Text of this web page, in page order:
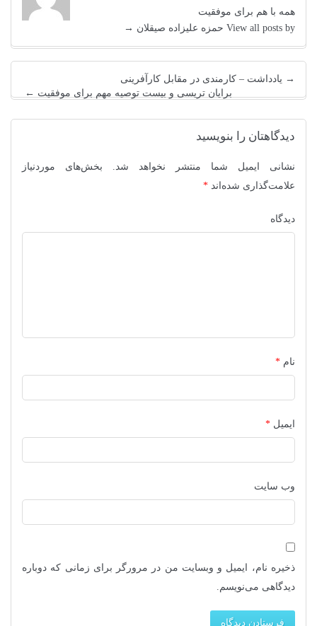
همه با هم برای موفقیت
View all posts by حمزه علیزاده صیقلان
→
→ یادداشت – کارمندی در مقابل کارآفرینی
برایان تریسی و بیست توصیه مهم برای موفقیت ←
دیدگاهتان را بنویسید
نشانی ایمیل شما منتشر نخواهد شد. بخش‌های موردنیاز
علامت‌گذاری شده‌اند *
دیدگاه
نام *
ایمیل *
وب‌ سایت
ذخیره نام، ایمیل و وبسایت من در مرورگر برای زمانی که دوباره
دیدگاهی می‌نویسم.